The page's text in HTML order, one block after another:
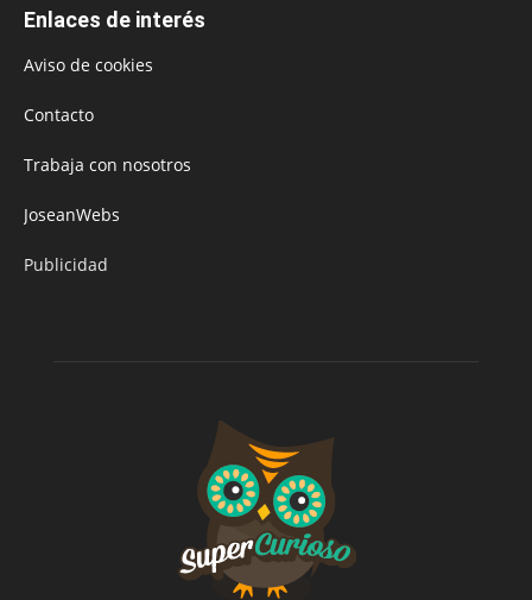
Enlaces de interés
Aviso de cookies
Contacto
Trabaja con nosotros
JoseanWebs
Publicidad